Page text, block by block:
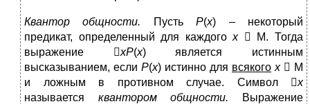
Квантор общности. ПустьP(x) – некоторый
предикат, определенный для каждогоx М. Тогда
выражение xP(x) является истинным
высказыванием, если P(x) истинно для всякого x М
и ложным в противном случае. Символ x
называется квантором общности. Выражение